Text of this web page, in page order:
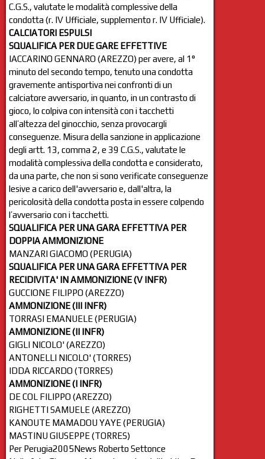
C.G.S., valutate le modalità complessive della
condotta (r. IV Ufficiale, supplemento r. IV Ufficiale).
CALCIATORI ESPULSI
SQUALIFICA PER DUE GARE EFFETTIVE
IACCARINO GENNARO (AREZZO) per avere, al 1°
minuto del secondo tempo, tenuto una condotta
gravemente antisportiva nei confronti di un
calciatore avversario, in quanto, in un contrasto di
gioco, lo colpiva con intensità con i tacchetti
all’altezza del ginocchio, senza provocargli
conseguenze. Misura della sanzione in applicazione
degli artt. 13, comma 2, e 39 C.G.S., valutate le
modalità complessiva della condotta e considerato,
da una parte, che non si sono verificate conseguenze
lesive a carico dell'avversario e, dall'altra, la
pericolosità della condotta posta in essere colpendo
l’avversario con i tacchetti.
SQUALIFICA PER UNA GARA EFFETTIVA PER
DOPPIA AMMONIZIONE
MANZARI GIACOMO (PERUGIA)
SQUALIFICA PER UNA GARA EFFETTIVA PER
RECIDIVITA' IN AMMONIZIONE (V INFR)
GUCCIONE FILIPPO (AREZZO)
AMMONIZIONE (III INFR)
TORRASI EMANUELE (PERUGIA)
AMMONIZIONE (II INFR)
GIGLI NICOLO' (AREZZO)
ANTONELLI NICOLO' (TORRES)
IDDA RICCARDO (TORRES)
AMMONIZIONE (I INFR)
DE COL FILIPPO (AREZZO)
RIGHETTI SAMUELE (AREZZO)
KANOUTE MAMADOU YAYE (PERUGIA)
MASTINU GIUSEPPE (TORRES)
Per Perugia2005News Roberto Settonce